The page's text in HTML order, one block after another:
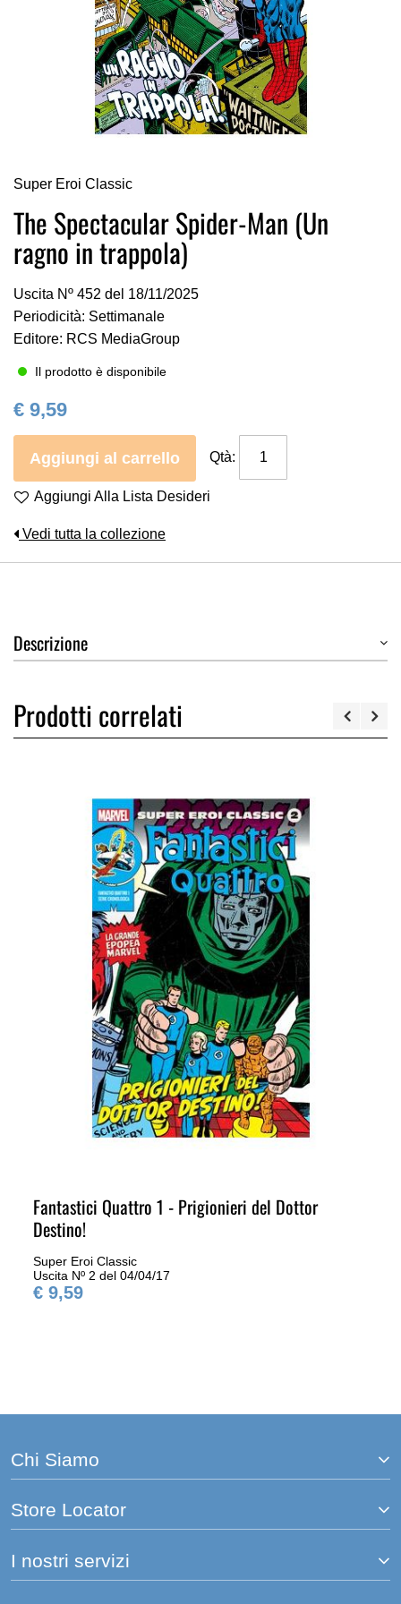
all'inizio
della
galleria
di
immagini
Super Eroi Classic
The Spectacular Spider-Man (Un
ragno in trappola)
Uscita Nº 452 del 18/11/2025
Periodicità: Settimanale
Editore: RCS MediaGroup
Il prodotto è disponibile
€ 9,59
Aggiungi al carrello Qtà:
Aggiungi Alla Lista Desideri
Vedi tutta la collezione
Descrizione
Prodotti correlati
Fantastici Quattro 1 - Prigionieri del Dottor
Destino!
Super Eroi Classic
Uscita Nº 2 del 04/04/17
€ 9,59
Chi Siamo
Store Locator
I nostri servizi